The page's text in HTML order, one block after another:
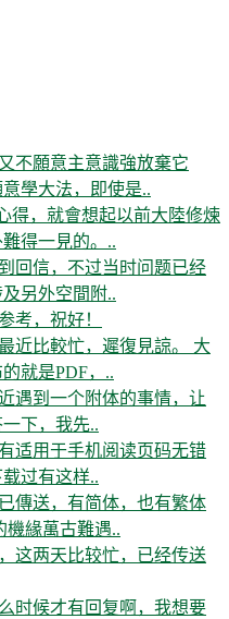
不願意主意識強放棄它
學大法，即使是..
得，就會想起以前大陸修煉
得一見的。..
回信，不过当时问题已经
另外空間附..
考，祝好！
近比較忙，遲復見諒。 大
就是PDF，..
遇到一个附体的事情，让
下，我先..
适用于手机阅读页码无错
过有这样..
傳送，有简体，也有繁体
機緣萬古難遇..
这两天比较忙，已经传送
时候才有回复啊，我想要